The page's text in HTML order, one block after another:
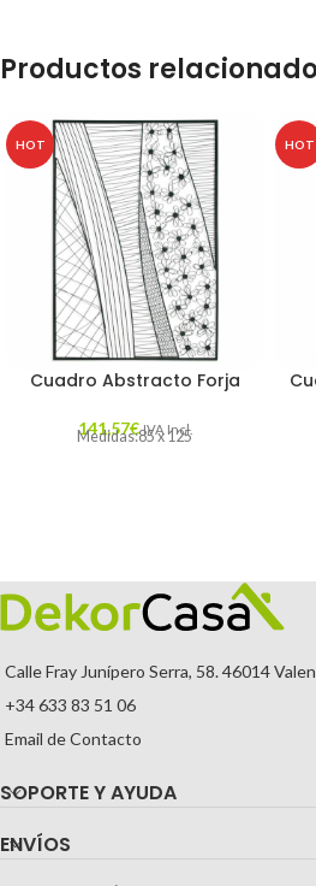
Productos
HOT
Cuadro Abstracto Forja
141,57€ IVA Incl.
Medidas:85 x 125
HOT
Calle Fray Junípero Serra, 58. 46014
+34 633 83 51 06
Email de Contacto
SOPORTE Y AYUDA
ENVÍOS